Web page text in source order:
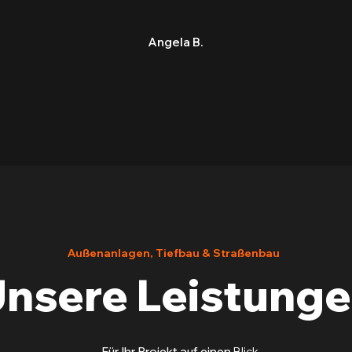
Angela B.
Außenanlagen, Tiefbau & Straßenbau